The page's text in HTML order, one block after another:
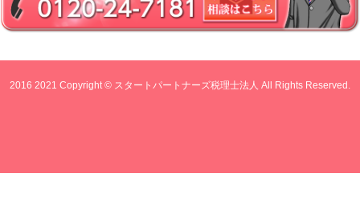
2016 2021 Copyright © スタートパートナーズ税理士法人 All Rights Reserved.